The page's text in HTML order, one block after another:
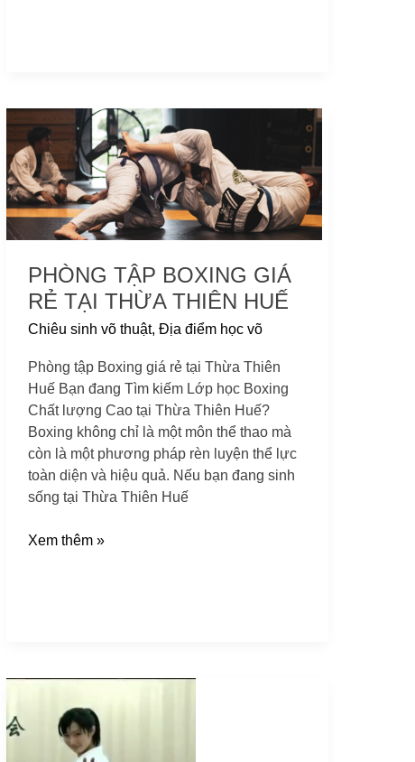
PHÒNG TẬP BOXING GIÁ
RẺ TẠI THỪA THIÊN HUẾ
Chiêu sinh võ thuật, Địa điểm học võ
Phòng tập Boxing giá rẻ tại Thừa Thiên
Huế Bạn đang Tìm kiếm Lớp học Boxing
Chất lượng Cao tại Thừa Thiên Huế?
Boxing không chỉ là một môn thể thao mà
còn là một phương pháp rèn luyện thể lực
toàn diện và hiệu quả. Nếu bạn đang sinh
sống tại Thừa Thiên Huế
tập
Boxing
giá
rẻ
Thiên
Huế
Xem thêm »
Boxing